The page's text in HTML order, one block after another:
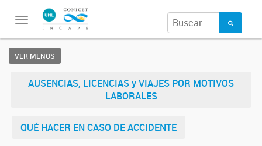
Toggle
VER MENOS
AUSENCIAS, LICENCIAS y VIAJES POR MOTIVOS
LABORALES
QUÉ HACER EN CASO DE ACCIDENTE